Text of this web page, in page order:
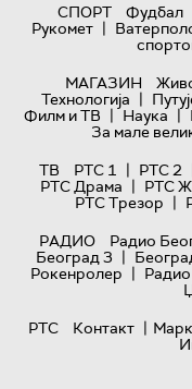
СПОРТ
Фудбал
Рукомет |
МАГАЗИН
Технологијa |
Филм и ТВ | Наука |
За мале
ТВ
РТС 1 | РТС 2
РТС Драма | РТС
РТС Трезор |
РАДИО
Радио
Београд 3 |
Рокенролер |
РТС
Контакт |